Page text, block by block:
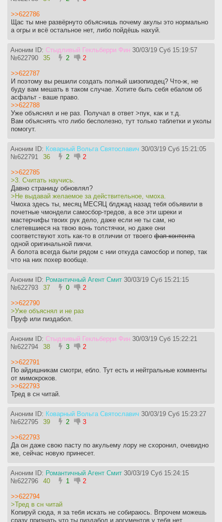
>>622786
Щас ты мне развёрнуто объяснишь почему акулы это нормально
а огры и всё остальное нет, либо пойдёшь нахуй.
Аноним ID: Стыдливый Гекльберри Фин 30/03/19 Суб 15:19:57
№622790 35 2 2
>>622787
И поэтому вы решили создать полный шизопиздец? Что-ж, не
буду вам мешать в таком случае. Хотите быть себя ебалом об
асфальт - ваше право.
>>622788
Уже объяснял и не раз. Получал в ответ >пук, как и т.д.
Вам объяснять что либо бесполезно, тут только таблетки и уколы
помогут.
Аноним ID: Коварный Вольга Святославич 30/03/19 Суб 15:21:05
№622791 36 2 2
>>622785
>3. Считать научись.
Давно страницу обновлял?
>Не выдавай желаемое за действительное, чмоха.
Чмоха здесь ты, месяц МЕСЯЦ блджад назад тебя объявили в
почетные чмондели самосбор-тредов, а все эти шреки и
мастерчифы твоих рук дело, даже если не ты сам, но
слетевшиеся на твою вонь толстячки, но даже они
соответствуют хоть как-то в отличии от твоего фап-контента
одной оригинальной пикчи.
А болота всегда были рядом с нии откуда самосбор и попер, так
что на них похер вообще.
Аноним ID: Романтичный Агент Смит 30/03/19 Суб 15:21:15
№622793 37 0 2
>>622790
>Уже объяснял и не раз
Пруф или пиздабол.
Аноним ID: Стыдливый Гекльберри Фин 30/03/19 Суб 15:22:21
№622794 38 3 2
>>622791
По айдишникам смотри, ебло. Тут есть и нейтральные комменты
от мимокроков.
>>622793
Тред в сн читай.
Аноним ID: Коварный Вольга Святославич 30/03/19 Суб 15:23:27
№622795 39 2 3
>>622793
Да он даже свою пасту по акульему лору не схоронил, очевидно
же, сейчас новую принесет.
Аноним ID: Романтичный Агент Смит 30/03/19 Суб 15:24:15
№622796 40 1 2
>>622794
>Тред в сн читай
Копируй сюда, я за тебя искать не собираюсь. Впрочем можешь
сразу признать что ты пиздабол и аргументов у тебя нет.